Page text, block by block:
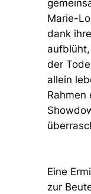
Marie-
dank
der
allein
Rahmen
Eine
zur